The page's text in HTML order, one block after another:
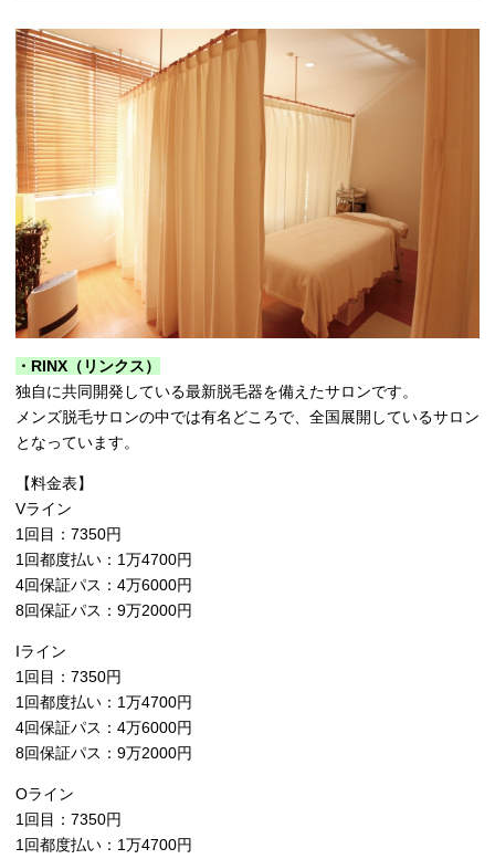
・RINX（リンクス）
独自に共同開発している最新脱毛器を備えたサロンです。
メンズ脱毛サロンの中では有名どころで、全国展開しているサロン
となっています。
【料金表】
Vライン
1回目：7350円
1回都度払い：1万4700円
4回保証パス：4万6000円
8回保証パス：9万2000円
Iライン
1回目：7350円
1回都度払い：1万4700円
4回保証パス：4万6000円
8回保証パス：9万2000円
Oライン
1回目：7350円
1回都度払い：1万4700円